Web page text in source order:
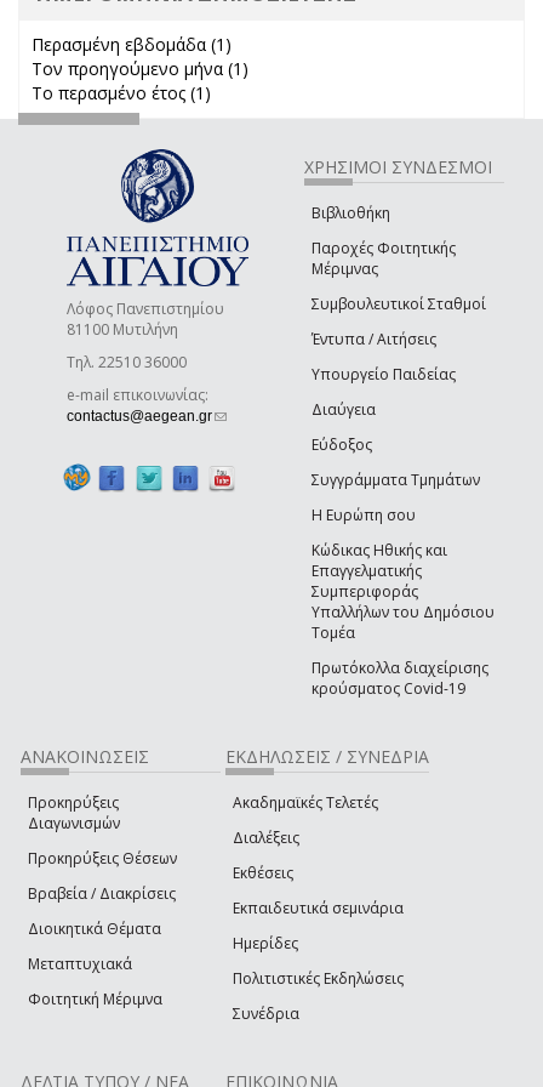
Περασμένη εβδομάδα (1)
Τον προηγούμενο μήνα (1)
Το περασμένο έτος (1)
Λόφος Πανεπιστημίου
81100 Μυτιλήνη
Τηλ. 22510 36000
e-mail επικοινωνίας:
contactus@aegean.gr(link sends e-mail)
ΧΡΗΣΙΜΟΙ ΣΥΝΔΕΣΜΟΙ
Βιβλιοθήκη
Παροχές Φοιτητικής
Μέριμνας
Συμβουλευτικοί Σταθμοί
Έντυπα / Αιτήσεις
Υπουργείο Παιδείας
Διαύγεια
Εύδοξος
Συγγράμματα Τμημάτων
Η Ευρώπη σου
Κώδικας Ηθικής και
Επαγγελματικής
Συμπεριφοράς
Υπαλλήλων του Δημόσιου
Τομέα
Πρωτόκολλα διαχείρισης
κρούσματος Covid-19
ΑΝΑΚΟΙΝΩΣΕΙΣ
Προκηρύξεις
Διαγωνισμών
Προκηρύξεις Θέσεων
Βραβεία / Διακρίσεις
Διοικητικά Θέματα
Μεταπτυχιακά
Φοιτητική Μέριμνα
ΕΚΔΗΛΩΣΕΙΣ / ΣΥΝΕΔΡΙΑ
Ακαδημαϊκές Τελετές
Διαλέξεις
Εκθέσεις
Εκπαιδευτικά σεμινάρια
Ημερίδες
Πολιτιστικές Εκδηλώσεις
Συνέδρια
ΔΕΛΤΙΑ ΤΥΠΟΥ / ΝΕΑ ΕΠΙΚΟΙΝΩΝΙΑ